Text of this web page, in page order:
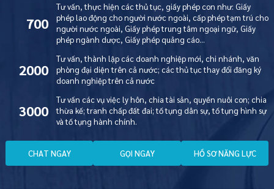
700
Tư vấn, thực hiện các thủ tục, giấy phép con như: Giấy
phép lao động cho người nước ngoài, cấp phép tạm trú cho
người nước ngoài, Giấy phép trung tâm ngoại ngữ, Giấy
phép ngành dược, Giấy phép quảng cáo…
2000
Tư vấn, thành lập các doanh nghiệp mới, chi nhánh, văn
phòng đại diện trên cả nước; các thủ tục thay đổi đăng ký
doanh nghiệp trên cả nước
3000
Tư vấn các vụ việc ly hôn, chia tài sản, quyền nuôi con; chia
thừa kế; tranh chấp đất đai; tố tụng dân sự, tố tụng hình sự
và tố tụng hành chính.
CHAT NGAY GỌI NGAY HỒ SƠ NĂNG LỰC